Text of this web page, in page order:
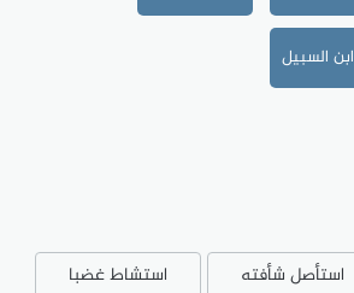
ابن السبيل
استأصل شأفته
استشاط غضبا